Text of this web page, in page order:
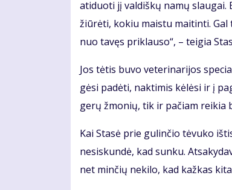
ati­duo­ti jį val­diš­kų na­mų slau­gai.
žiū­rė­ti, ko­kiu mais­tu mai­tin­ti. Gal
nuo ta­vęs pri­klau­so“, – tei­gia
Jos tė­tis bu­vo ve­te­ri­na­ri­jos
gė­si pa­dė­ti, nak­ti­mis kė­lė­si ir į
ge­rų žmo­nių, tik ir pa­čiam rei­kia
Kai Sta­sė prie gu­lin­čio tė­vu­ko
ne­si­skun­dė, kad sun­ku.
net min­čių ne­ki­lo, kad kaž­kas